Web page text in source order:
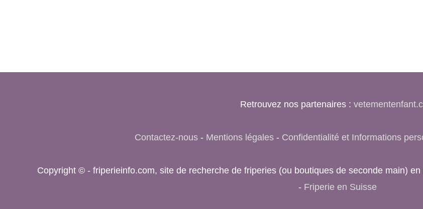
Retrouvez nos partenaires :
Contactez-nous- Mentions légales- Confidentialité et Informations
Copyright © - friperieinfo.com, site de recherche de friperies (ou boutiques de seconde main)
- Friperie en Suisse